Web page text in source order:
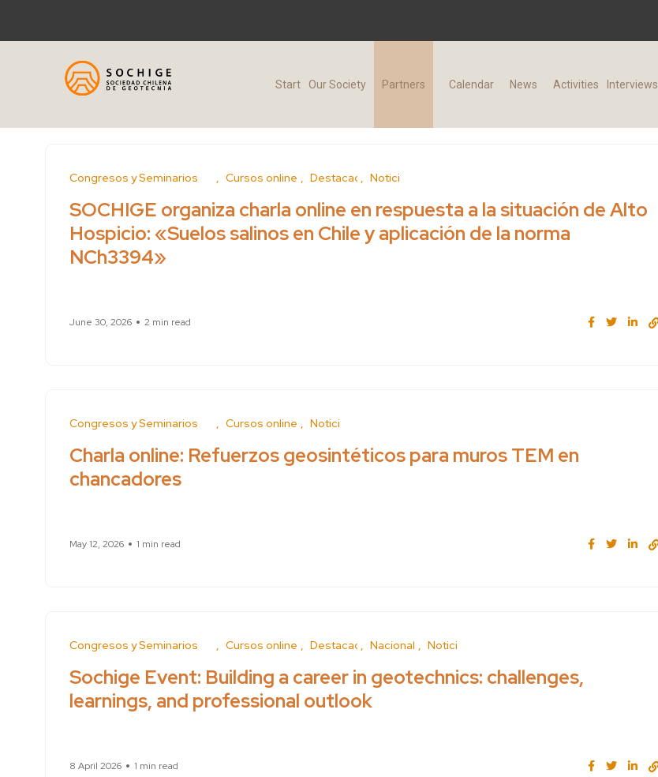
Start Our Society Partners Calendar News Activities Interviews
Conferences and Seminars Cursos online Featured News
SOCHIGE organiza charla online en respuesta a la situación de Alto
Hospicio: «Suelos salinos en Chile y aplicación de la norma
NCh3394»
June 30, 2026 2 min read
Conferences and Seminars Cursos online News
Charla online: Refuerzos geosintéticos para muros TEM en
chancadores
May 12, 2026 1 min read
Conferences and Seminars Cursos online Featured Nacional News
Sochige Event: Building a career in geotechnics: challenges,
learnings, and professional outlook
8 April 2026 1 min read